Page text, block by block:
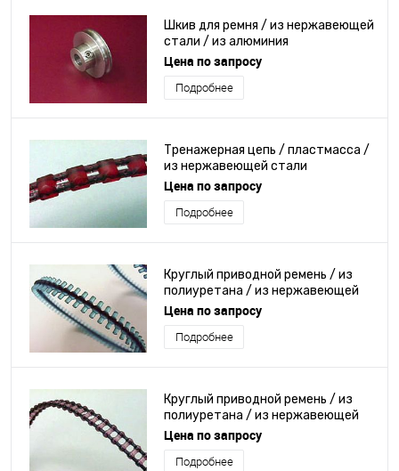
Шкив для ремня / из нержавеющей
стали / из алюминия
Цена по запросу
Подробнее
Тренажерная цепь / пластмасса /
из нержавеющей стали
Цена по запросу
Подробнее
Круглый приводной ремень / из
полиуретана / из нержавеющей
стали / гибкий
Цена по запросу
Подробнее
Круглый приводной ремень / из
полиуретана / из нержавеющей
стали / гибкий
Цена по запросу
Подробнее